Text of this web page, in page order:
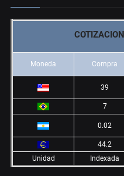
Moneda Compra
39
7
0.02
44.2
Unidad
Indexada